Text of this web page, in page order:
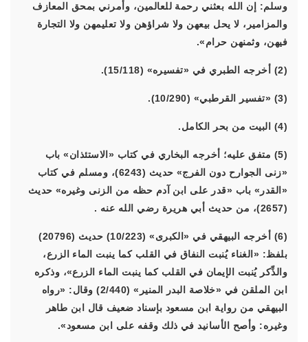
وسلم: إن الله بعثني رحمة للعالمين، وأمرني بمحق المعازف
والمزامير، لا يحل بيعهن ولا شراؤهن ولا تعليمهن ولا التجارة
فيهن، وثمنهن حرام».
(2) أخرجه الطبري في «تفسيره» (15/118).
(3) «تفسير القرطبي» (10/290).
(4) البيت من بحر الكامل.
(5) متفق عليه؛ أخرجه البخاري في كتاب «الاستئذان» باب
«زنى الجوارح دون الفرج» حديث (6243)، ومسلم في كتاب
«القدر» باب «قدر على ابن آدم حظه من الزنى وغيره» حديث
(2657)، من حديث أبي هريرة رضي الله عنه .
(6) أخرجه البيهقي في «الكبرى» (10/223) حديث (20796)
بلفظ: «الغناء يُنبت النفاق في القلب كما ينبت الماء الزرع،
والذِّكر يُنبت الإيمان في القلب كما ينبت الماء الزرع»، وذكره
ابن الملقن في «خلاصة البدر المنير» (2/440) وقال: «رواه
البيهقي من رواية ابن مسعود بإسناد ضعيف قال ابن طاهر
وغيره: وأصح الأسانيد في ذلك وقفه على ابن مسعود».